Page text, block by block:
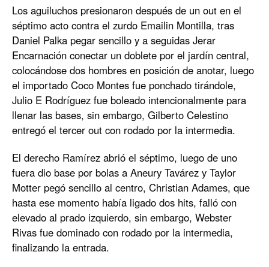
Los aguiluchos presionaron después de un out en el
séptimo acto contra el zurdo Emailin Montilla, tras
Daniel Palka pegar sencillo y a seguidas Jerar
Encarnación conectar un doblete por el jardín central,
colocándose dos hombres en posición de anotar, luego
el importado Coco Montes fue ponchado tirándole,
Julio E Rodríguez fue boleado intencionalmente para
llenar las bases, sin embargo, Gilberto Celestino
entregó el tercer out con rodado por la intermedia.
El derecho Ramírez abrió el séptimo, luego de uno
fuera dio base por bolas a Aneury Tavárez y Taylor
Motter pegó sencillo al centro, Christian Adames, que
hasta ese momento había ligado dos hits, falló con
elevado al prado izquierdo, sin embargo, Webster
Rivas fue dominado con rodado por la intermedia,
finalizando la entrada.